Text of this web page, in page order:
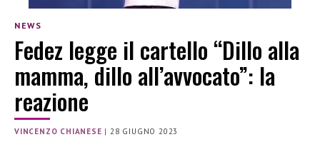
NEWS
Fedez legge il cartello “Dillo alla
mamma, dillo all’avvocato”: la
reazione
VINCENZO CHIANESE |28 GIUGNO 2023